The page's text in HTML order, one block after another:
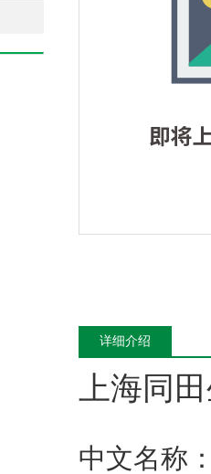
详细介绍
上海同
中文名称